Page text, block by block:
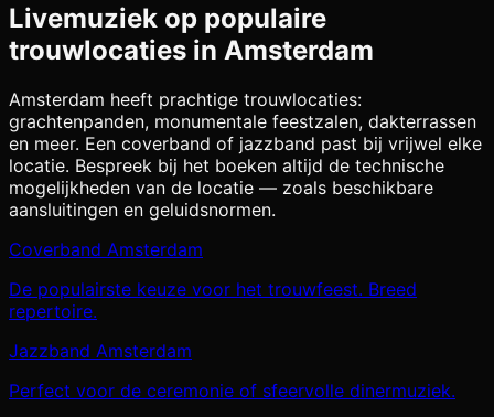
Livemuziek op populaire
trouwlocaties in Amsterdam
Amsterdam heeft prachtige trouwlocaties:
grachtenpanden, monumentale feestzalen, dakterrassen
en meer. Een coverband of jazzband past bij vrijwel elke
locatie. Bespreek bij het boeken altijd de technische
mogelijkheden van de locatie — zoals beschikbare
aansluitingen en geluidsnormen.
Coverband Amsterdam
De populairste keuze voor het trouwfeest. Breed
repertoire.
Jazzband Amsterdam
Perfect voor de ceremonie of sfeervolle dinermuziek.